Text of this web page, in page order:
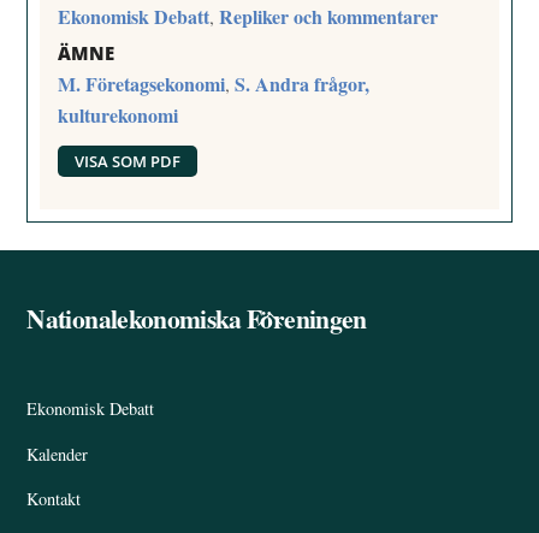
Ekonomisk Debatt,Repliker och kommentarer
ÄMNE
M. Företagsekonomi,S. Andra frågor,
kulturekonomi
VISA SOM PDF
Back
Nationalekonomiska Föreningen
Ekonomisk Debatt
Kalender
Kontakt